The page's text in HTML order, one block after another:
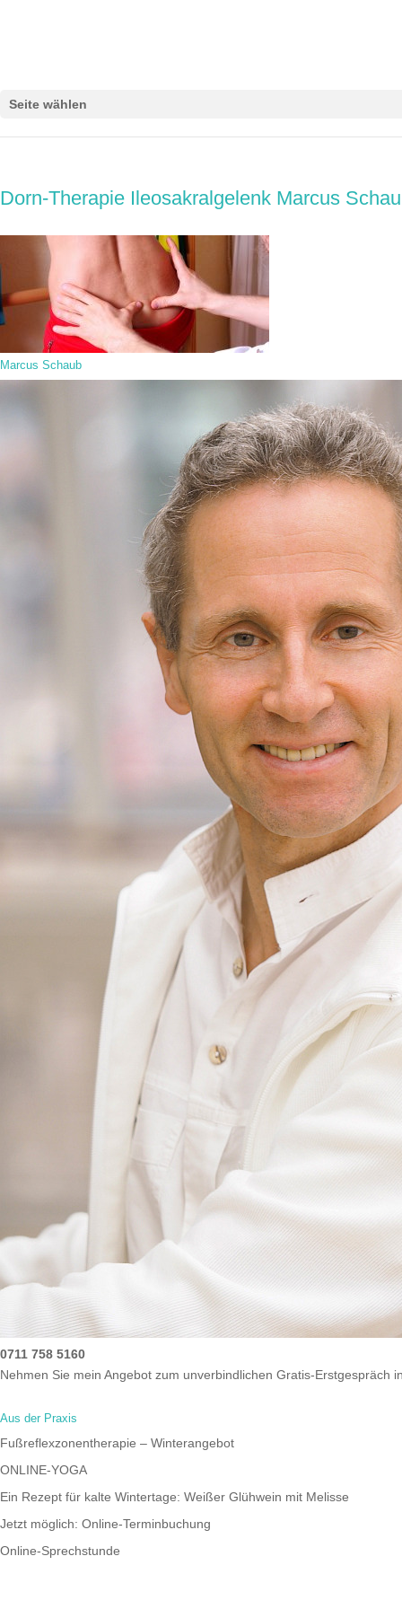
Seite wählen
Dorn-Therapie Ileosakralgelenk Marcus
Marcus Schaub
0711 758 5160
Nehmen Sie mein Angebot zum unverbindlichen Gratis-Erstgespräch
Aus der Praxis
Fußreflexzonentherapie – Winterangebot
ONLINE-YOGA
Ein Rezept für kalte Wintertage: Weißer Glühwein mit Melisse
Jetzt möglich: Online-Terminbuchung
Online-Sprechstunde